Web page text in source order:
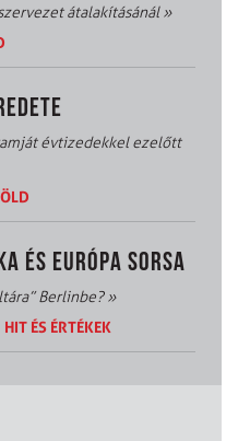
átalakításánál»
évtizedekkel ezelőtt
ÉS EURÓPA SORSA
Berlinbe?»
HIT ÉS ÉRTÉKEK